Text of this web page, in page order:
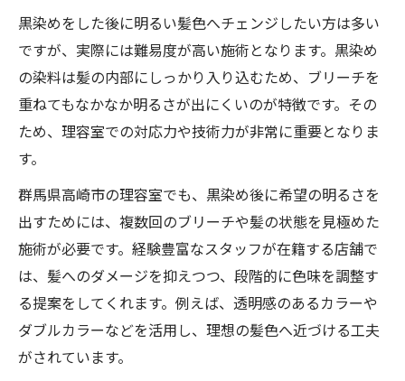
黒染めをした後に明るい髪色へチェンジしたい方は多い
ですが、実際には難易度が高い施術となります。黒染め
の染料は髪の内部にしっかり入り込むため、ブリーチを
重ねてもなかなか明るさが出にくいのが特徴です。その
ため、理容室での対応力や技術力が非常に重要となりま
す。
群馬県高崎市の理容室でも、黒染め後に希望の明るさを
出すためには、複数回のブリーチや髪の状態を見極めた
施術が必要です。経験豊富なスタッフが在籍する店舗で
は、髪へのダメージを抑えつつ、段階的に色味を調整す
る提案をしてくれます。例えば、透明感のあるカラーや
ダブルカラーなどを活用し、理想の髪色へ近づける工夫
がされています。